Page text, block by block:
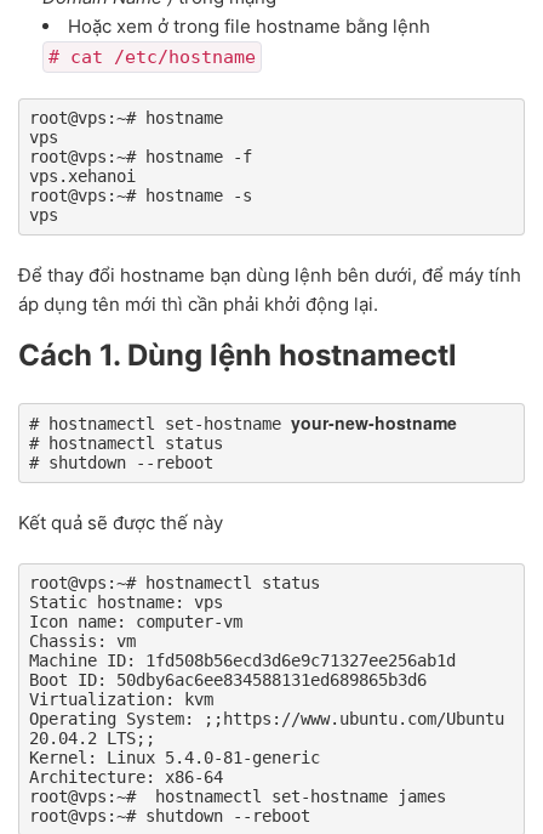
Hoặc xem ở trong file hostname bằng lệnh
# cat /etc/hostname
root@vps:~# hostname
vps
root@vps:~# hostname -f
vps.xehanoi
root@vps:~# hostname -s
vps
Để thay đổi hostname bạn dùng lệnh bên dưới, để máy tính
áp dụng tên mới thì cần phải khởi động lại.
Cách 1. Dùng lệnh hostnamectl
# hostnamectl set-hostname your-new-hostname
# hostnamectl status
# shutdown --reboot
Kết quả sẽ được thế này
root@vps:~# hostnamectl status
Static hostname: vps
Icon name: computer-vm
Chassis: vm
Machine ID: 1fd508b56ecd3d6e9c71327ee256ab1d
Boot ID: 50dby6ac6ee834588131ed689865b3d6
Virtualization: kvm
Operating System: ;;https://www.ubuntu.com/Ubuntu
20.04.2 LTS;;
Kernel: Linux 5.4.0-81-generic
Architecture: x86-64
root@vps:~#  hostnamectl set-hostname james
root@vps:~# shutdown --reboot